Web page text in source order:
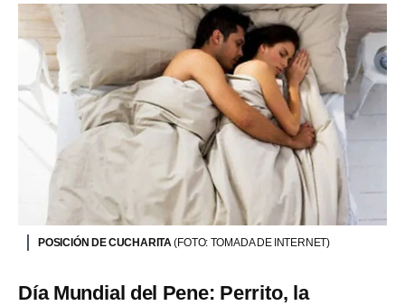
POSICIÓN DE CUCHARITA(FOTO: TOMADA DE INTERNET)
Día Mundial del Pene: Perrito, la